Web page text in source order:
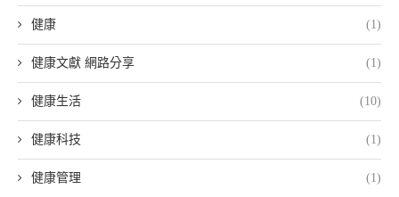
健康 (1)
健康文獻 網路分享 (1)
健康生活 (10)
健康科技 (1)
健康管理 (1)